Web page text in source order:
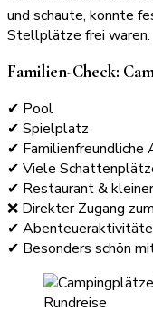
und schaute, konnte
Stellplätze frei waren.
Familien-Check:
✔ Pool
✔ Spielplatz
✔ Familienfreundliche
✔ Viele
✔ Restaurant &
❌ Direkter Zugang
✔
✔ Besonders schön